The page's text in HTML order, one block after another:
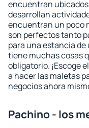
encuentran ubicados
desarrollan
encuentran un poco
son perfectos tanto
para una estancia
tiene muchas cosas
obligatorio. ¡Escoge
a hacer las maletas
negocios ahora
Pachino - los